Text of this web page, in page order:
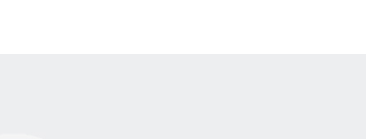
市场风云变幻，坚持走“他无我有，他有我
适合各地绿化工程种植，抗干耐瘠薄性强，耐
、治风防沙，更是山区丘岭造林绿化的优良树
，树姿优美，树皮白色或褐白相间、极为美